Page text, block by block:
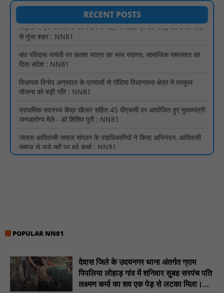
RECENT POSTS
पिड़ावा में ‘हर घर तिरंगा’ अभियान के तहत निकली प्रभात फेरी, देशभक्ति नारों
संत रविदास जयंती पर कलश यात्रा का भव्य स्वागत, सामाजिक समरसता का
दिया संदेश : NN81
विधायक विनोद अग्रवाल के प्रयासों से गोंदिया विधानसभा क्षेत्र में घरकुल
योजना को बड़ी गति : NN81
प्राथमिक स्वास्थ्य केंद्र खैलार सहित 45 पीएचसी पर आयोजित हुए मुख्यमंत्री
जनआरोग्य मेले - डॉ शिशिर पुरी : NN81
जायस आदिवासी समाज संगठन के पदाधिकारियों ने किया अभिनंदन, आदिवासी
समाज से जुड़े मुद्दों पर हुई चर्चा : NN81
मिशन शक्ति: तिकुनिया पुलिस ने बनवीरपुर में चौपाल लगा महिलाओं को किया
जागरूक, नारी सुरक्षा और स्वावलम्बन का दिया संदेश : NN81
पर है - प्रमोद कुमार : NN81
पिड़ावा में ‘हर घर तिरंगा’ अभियान के तहत निकली प्रभात फेरी, देशभक्ति नारों
से गूंजा शहर : NN81
POPULAR NN81
देवास जिले के उदयनगर थाना अंतर्गत ग्राम
पिपलिया लोहाड़ गांव में शनिवार सुबह सरपंच पति
लक्ष्मण कर्मा का शव एक पेड़ से लटका मिला।